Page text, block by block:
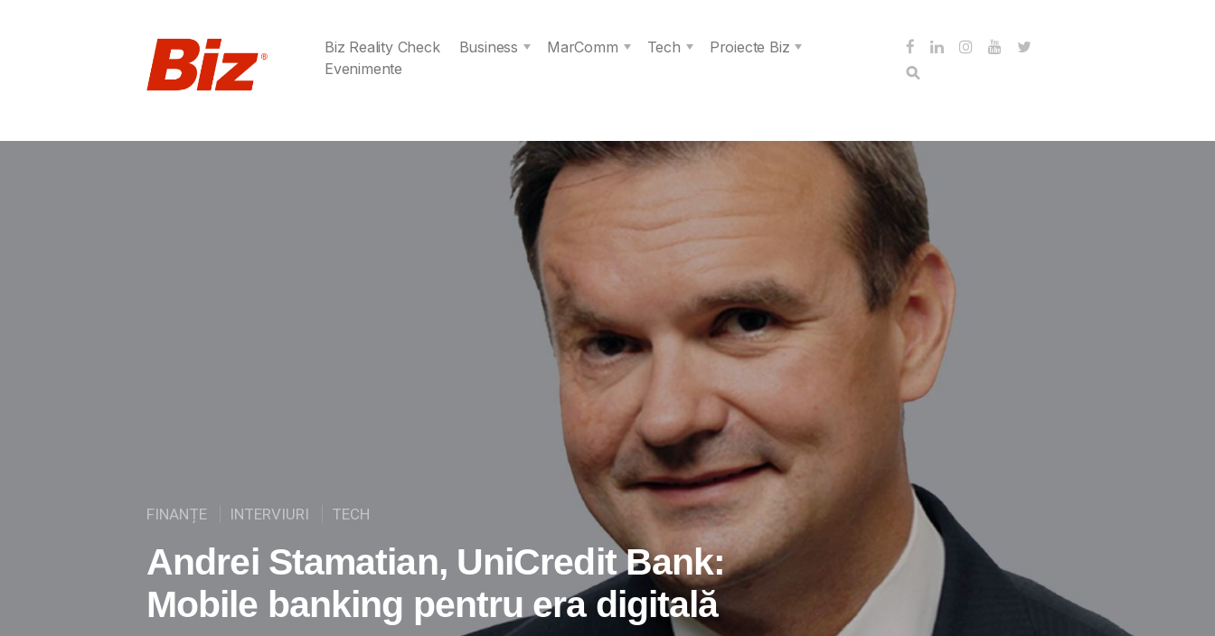
Biz Reality Check Business MarComm Tech
Proiecte Biz
Evenimente
FINANȚE INTERVIURI TECH
Andrei Stamatian, UniCredit Bank:
Mobile banking pentru era digitală